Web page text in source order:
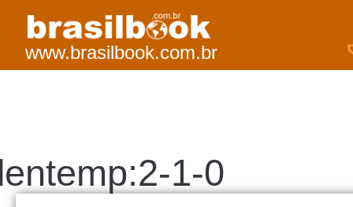
www.brasilbook.com.br
1-0